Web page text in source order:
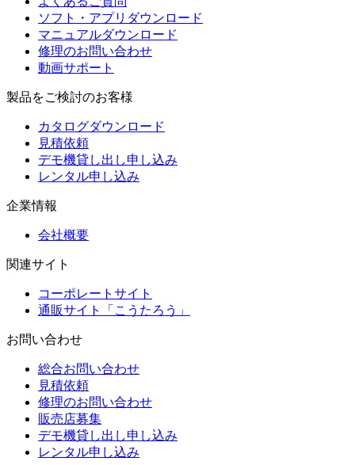
ソフト・アプリダウンロード
マニュアルダウンロード
修理のお問い合わせ
動画サポート
製品をご検討のお客様
カタログダウンロード
見積依頼
デモ機貸し出し申し込み
レンタル申し込み
企業情報
会社概要
関連サイト
コーポレートサイト
通販サイト「こうたろう」
お問い合わせ
総合お問い合わせ
見積依頼
修理のお問い合わせ
販売店募集
デモ機貸し出し申し込み
レンタル申し込み